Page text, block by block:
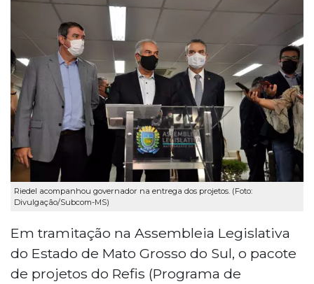
Riedel acompanhou governador na entrega dos projetos. (Foto:
Divulgação/Subcom-MS)
Em tramitação na Assembleia Legislativa
do Estado de Mato Grosso do Sul, o pacote
de projetos do Refis (Programa de